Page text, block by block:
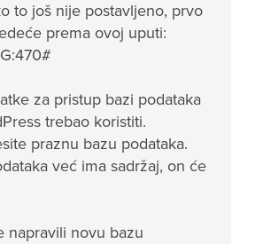
to još nije postavljeno, prvo
prema ovoj uputi:
za pristup bazi podataka
trebao koristiti.
praznu bazu podataka.
već ima sadržaj, on će
napravili novu bazu